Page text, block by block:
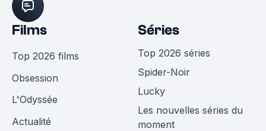
Films
Top 2026 films
Obsession
L'Odyssée
Actualité
Séries
Top 2026 séries
Spider-Noir
Lucky
Les nouvelles séries du
moment